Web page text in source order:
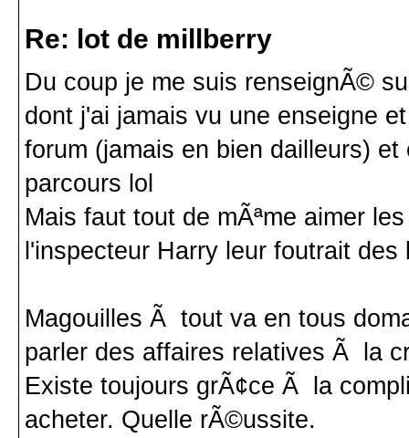
Re: lot de millberry
Du coup je me suis renseignÃ©
dont j'ai jamais vu une enseigne
forum (jamais en bien dailleurs)
parcours lol
Mais faut tout de mÃªme aimer
l'inspecteur Harry leur foutrait
Magouilles Ã tout va en tous
parler des affaires relatives Ã la
Existe toujours grÃ¢ce Ã la
acheter. Quelle rÃ©ussite.